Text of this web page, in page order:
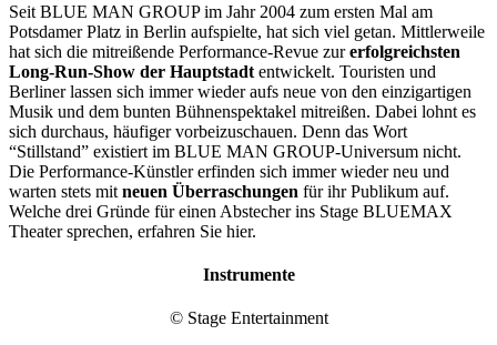
Seit BLUE MAN GROUP im Jahr 2004 zum ersten Mal am
Potsdamer Platz in Berlin aufspielte, hat sich viel getan. Mittlerweile
hat sich die mitreißende Performance-Revue zurerfolgreichsten
Long-Run-Show der Hauptstadt entwickelt. Touristen und
Berliner lassen sich immer wieder aufs neue von den einzigartigen
Musik und dem bunten Bühnenspektakel mitreißen. Dabei lohnt es
sich durchaus, häufiger vorbeizuschauen. Denn das Wort
“Stillstand” existiert im BLUE MAN GROUP-Universum nicht.
Die Performance-Künstler erfinden sich immer wieder neu und
warten stets mit neuen Überraschungen für ihr Publikum auf.
Welche drei Gründe für einen Abstecher ins Stage BLUEMAX
Theater sprechen, erfahren Sie hier.
Instrumente
© Stage Entertainment